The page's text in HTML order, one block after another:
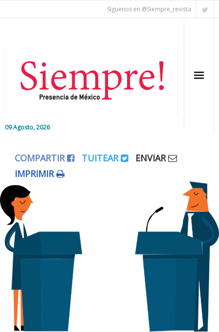
Síguenos en @Siempre_revista
09 Agosto, 2026
Editorial
Nacional
Colaboradores
Internacional
COMPARTIR TUITEAR
ENVIAR
IMPRIMIR